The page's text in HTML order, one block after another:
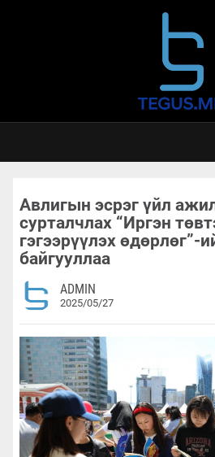
Авлигын эсрэг үйл
сурталчлах “Иргэн
гэгээрүүлэх өдөрлөг”-
байгууллаа
ADMIN
2025/05/27